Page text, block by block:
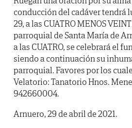
conducción del cadáver tendrá
29, a las CUATRO MENOS
parroquial de Santa María de
a las CUATRO, se celebrará el
siendo a continuación su
parroquial. Favores por los
Velatorio: Tanatorio Hnos.
942660004.
Arnuero, 29 de abril de 2021.